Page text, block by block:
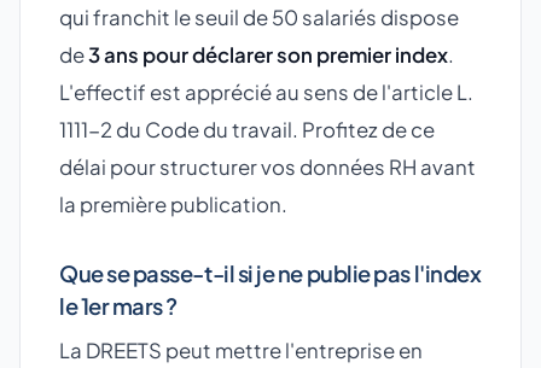
qui franchit le seuil de 50 salariés dispose
de3 ans pour déclarer son premier index.
L'effectif est apprécié au sens de l'article L.
1111-2 du Code du travail. Profitez de ce
délai pour structurer vos données RH avant
la première publication.
Que se passe-t-il si je ne publie pas l'index
le 1er mars ?
La DREETS peut mettre l'entreprise en